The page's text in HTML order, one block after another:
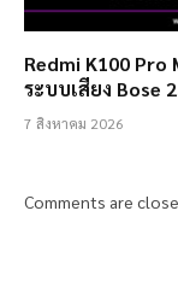
Redmi K100 Pro
ระบบเสียง Bose
7 สิงหาคม 2026
Comments are